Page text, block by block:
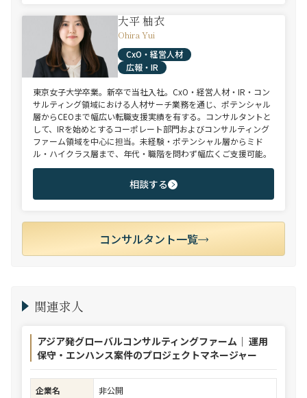
大平 柚衣
Ohira Yui
CxO・経営人材
広報・IR
東京女子大学卒業。新卒で当社入社。CxO・経営人材・IR・コン
サルティング領域における人材サーチ業務を通じ、ポテンシャル
層からCEOまで幅広い転職支援実績を有する。コンサルタントと
して、IRを始めとするコーポレート部門およびコンサルティング
ファーム領域を中心に担当。未経験・ポテンシャル層からミド
ル・ハイクラス層まで、年代・職階を問わず幅広くご支援可能。
相談する
コンサルタント一覧
関連求人
アジア発グローバルコンサルティングファーム｜ 運用
保守・エンハンス案件のプロジェクトマネージャー
企業名
非公開